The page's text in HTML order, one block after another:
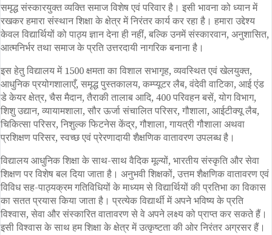
समृद्ध संस्कारयुक्त व्यक्ति समाज विशेष एवं परिवार है। इसी भावना को ध्यान में
रखकर हमारा संस्थान शिक्षा के क्षेत्र में निरंतर कार्य कर रहा है। हमारा उद्देश्य
केवल विद्यार्थियों को पाठ्य ज्ञान देना ही नहीं, बल्कि उनमें संस्कारवान, अनुशासित,
आत्मनिर्भर तथा समाज के प्रति उत्तरदायी नागरिक बनाना है।
इस हेतु विद्यालय में 1500 क्षमता का विशाल सभागृह, व्यवस्थित एवं खेलयुक्त,
आधुनिक प्रयोगशालाएँ, समृद्ध पुस्तकालय, कम्प्यूटर लैब, वंदेवी वाटिका, आई एंड
डे केयर क्षेत्र, चैस मैदान, तैराकी तालाब आदि, 400 परिवहन बसें, योग विभाग,
शिशु उद्यान, व्यायामशाला, सौर ऊर्जा संचालित परिसर, गौशाला, आईटीक्यू लैब,
चिकित्सा परिसर, निशुल्क फिटनेस केंद्र, गौशाला, गायत्री गौशाला अथवा
प्रशिक्षण परिसर, स्वच्छ एवं प्रेरणादायी शैक्षणिक वातावरण उपलब्ध है।
विद्यालय आधुनिक शिक्षा के साथ-साथ वैदिक मूल्यों, भारतीय संस्कृति और सेवा
शिक्षण पर विशेष बल दिया जाता है। अनुभवी शिक्षकों, उत्तम शैक्षणिक वातावरण एवं
विविध सह-पाठ्यक्रम गतिविधियों के माध्यम से विद्यार्थियों की प्रतिभा का विकास
का सतत प्रयास किया जाता है। प्रत्येक विद्यार्थी में अपने भविष्य के प्रति
विश्वास, सेवा और संस्कारित वातावरण से वे अपने लक्ष्य को प्राप्त कर सकते हैं।
इसी विश्वास के साथ हम शिक्षा के क्षेत्र में उत्कृष्टता की ओर निरंतर अग्रसर हैं।